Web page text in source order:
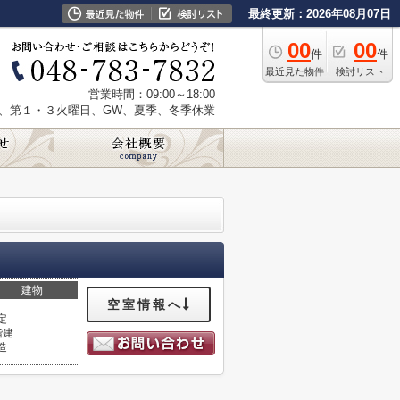
最終更新：2026年08月07日
00件
最近見た物件
00件
検討リスト
営業時間：09:00～18:00
第１・３火曜日、GW、夏季、冬季休業
建物
建
空室情報へ